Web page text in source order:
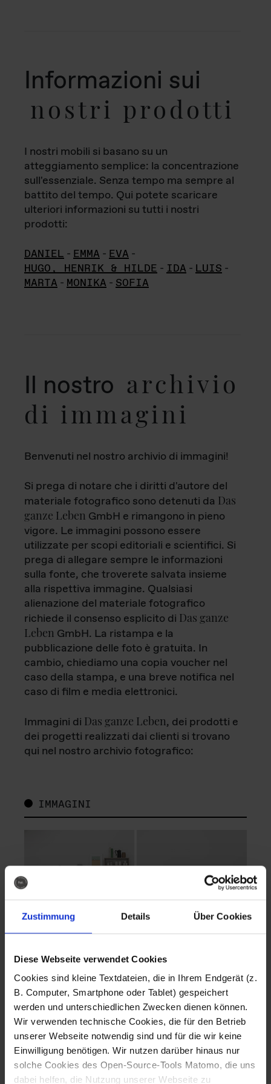
Zustimmung Details Über Cookies
Diese Webseite verwendet Cookies
Cookies sind kleine Textdateien, die in Ihrem Endgerät (z.
B. Computer, Smartphone oder Tablet) gespeichert
werden und unterschiedlichen Zwecken dienen können.
Wir verwenden technische Cookies, die für den Betrieb
unserer Webseite notwendig sind und für die wir keine
Einwilligung benötigen. Wir nutzen darüber hinaus nur
solche Cookies des Open-Source-Tools Matomo, die uns
dabei helfen, die Nutzung unserer Webseite zu
Informazioni sui
nostri prodotti
I nostri mobili si basano su un
atteggiamento semplice: la concentrazione
sull'essenziale. Senza tempo ma sempre al
battito del tempo. Qui potete scaricare
ulteriori informazioni su tutti i nostri
prodotti:
DANIEL - EMMA - EVA -
HUGO, HENRIK & HILDE - IDA - LUIS -
MARTA - MONIKA - SOFIA
Il nostro archivio
di immagini
Benvenuti nel nostro archivio di immagini!
Si prega di notare che i diritti d'autore del
materiale fotografico sono detenuti da Das
ganze Leben GmbH e rimangono in pieno
vigore. Le immagini possono essere
utilizzate per scopi editoriali e scientifici. Si
prega di allegare sempre le informazioni
sulla fonte, che troverete salvata insieme
alla rispettiva immagine. Qualsiasi
alienazione del materiale fotografico
richiede il consenso esplicito di Das ganze
Leben GmbH. La ristampa e la
pubblicazione delle foto è gratuita. In
cambio, chiediamo una copia voucher nel
caso della stampa, e una breve notifica nel
caso di film e media elettronici.
Immagini di Das ganze Leben, dei prodotti e
dei progetti realizzati dai clienti si trovano
qui nel nostro archivio fotografico:
IMMAGINI
Fotografo: Lorenz
Sternbach
Download
Fotografo: Lorenz
Sternbach
Download